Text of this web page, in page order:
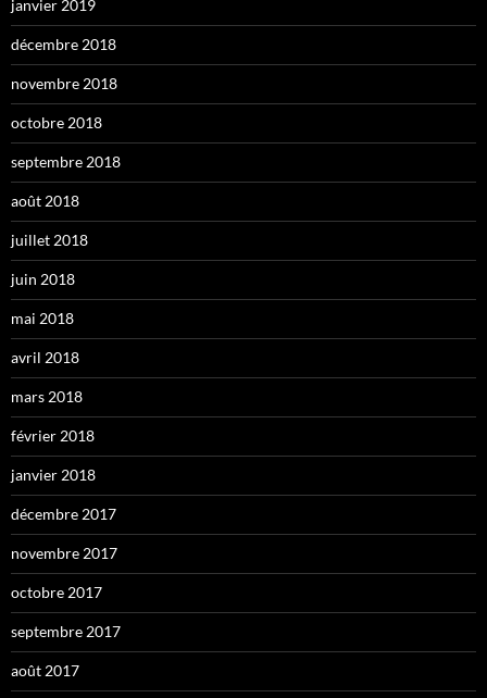
janvier 2019
décembre 2018
novembre 2018
octobre 2018
septembre 2018
août 2018
juillet 2018
juin 2018
mai 2018
avril 2018
mars 2018
février 2018
janvier 2018
décembre 2017
novembre 2017
octobre 2017
septembre 2017
août 2017